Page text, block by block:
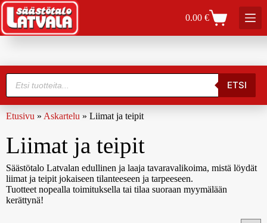
0.00€
ETSI
Etusivu » Askartelu » Liimat ja teipit
Liimat ja teipit
Säästötalo Latvalan edullinen ja laaja tavaravalikoima, mistä löydät
liimat ja teipit jokaiseen tilanteeseen ja tarpeeseen.
Tuotteet nopealla toimituksella tai tilaa suoraan myymälään
kerättynä!